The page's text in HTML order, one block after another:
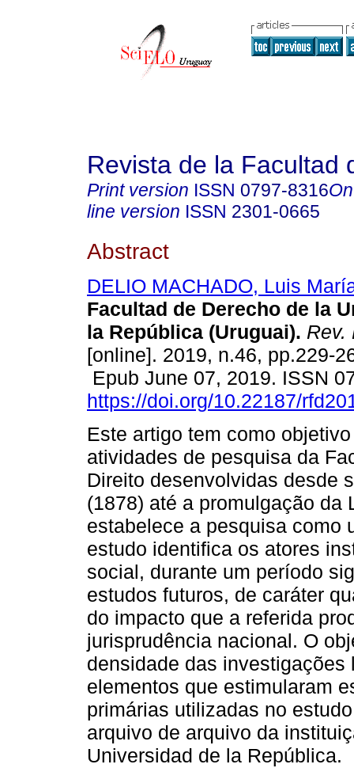
Revista de la Facultad
Print version ISSN 0797-8316
line version ISSN 2301-0665
Abstract
DELIO MACHADO, Luis
Facultad de Derecho de la
la República (Uruguai). Rev.
[online]. 2019, n.46, pp.229-
Epub June 07, 2019. ISSN
https://doi.org/10.22187/
Este artigo tem como
atividades de pesquisa da
Direito desenvolvidas desde
(1878) até a promulgação da
estabelece a pesquisa como
estudo identifica os atores
social, durante um período
estudos futuros, de caráter
do impacto que a referida
jurisprudência nacional. O
densidade das
elementos que estimularam
primárias utilizadas no
arquivo de arquivo da
Universidad de la República.